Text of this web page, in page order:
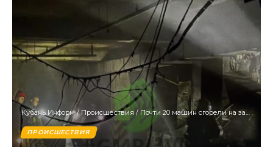
Кубань Информ/Происшествия / Почти 20 машин сгорели на закрытой парковке под ЖК в Краснодаре
ПРОИСШЕСТВИЯ